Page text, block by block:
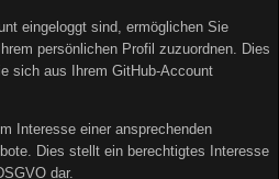
eingeloggt sind, ermöglichen Sie
persönlichen Profil zuzuordnen. Dies
sich aus Ihrem GitHub-Account
Interesse einer ansprechenden
Dies stellt ein berechtigtes Interesse
dar.